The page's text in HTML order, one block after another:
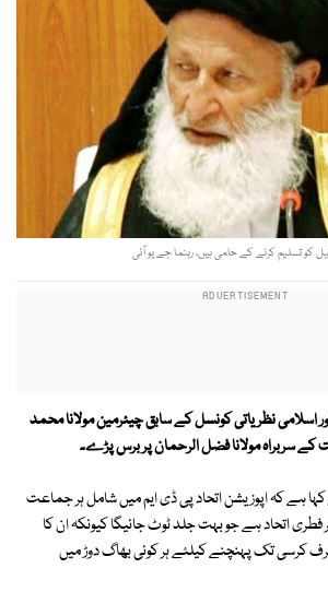
کو تسلیم کرنے کے حامی ہیں، رہنما جے یو آئی
اسلامی نظریاتی کونسل کے سابق چیئرمین مولانا محمد
سربراہ مولانا فضل الرحمان پر برس پڑے۔
ہے کہ اپوزیشن اتحاد پی ڈی ایم میں شامل ہر جماعت
فطری اتحاد ہے جو بہت جلد ٹوٹ جائیگا کیونکہ ان کا
کرسی تک پہنچنے کیلئے ہر کوئی بھاگ دوڑ میں